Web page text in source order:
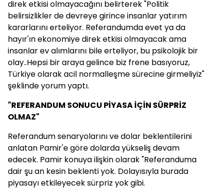
direk etkisi olmayacağını belirterek "Politik
belirsizlikler de devreye girince insanlar yatırım
kararlarını erteliyor. Referandumda evet ya da
hayır'ın ekonomiye direk etkisi olmayacak ama
insanlar ev alımlarını bile erteliyor, bu psikolojik bir
olay..Hepsi bir araya gelince biz frene basıyoruz,
Türkiye olarak acil normalleşme sürecine girmeliyiz"
şeklinde yorum yaptı.
"REFERANDUM SONUCU PİYASA İÇİN SÜRPRİZ
OLMAZ"
Referandum senaryolarını ve dolar beklentilerini
anlatan Pamir'e göre dolarda yükseliş devam
edecek. Pamir konuya ilişkin olarak "Referanduma
dair şu an kesin beklenti yok. Dolayısıyla burada
piyasayı etkileyecek sürpriz yok gibi.